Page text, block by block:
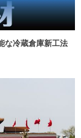
な冷蔵倉庫新工法